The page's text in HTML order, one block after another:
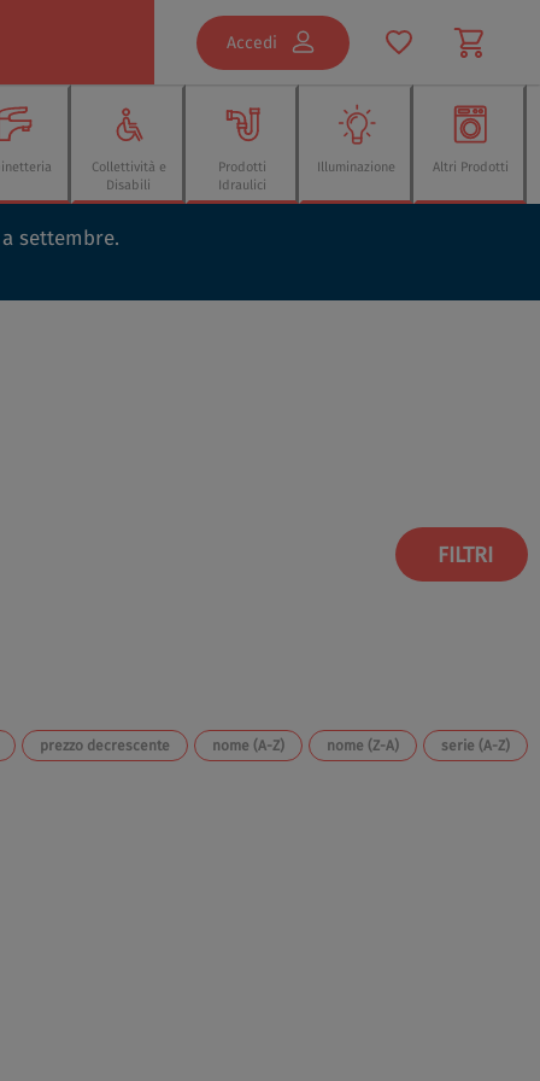
Accedi
Collettività e
Disabili
Prodotti
Idraulici
Illuminazione Altri Prodotti
settembre.
FILTRI
prezzo decrescente nome (A-Z) nome (Z-A) serie (A-Z)